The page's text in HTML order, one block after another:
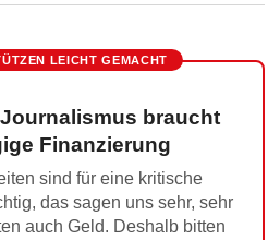
LEICHT GEMACHT
braucht
Finanzierung
sind für eine kritische
das sagen uns sehr, sehr
auch Geld. Deshalb bitten